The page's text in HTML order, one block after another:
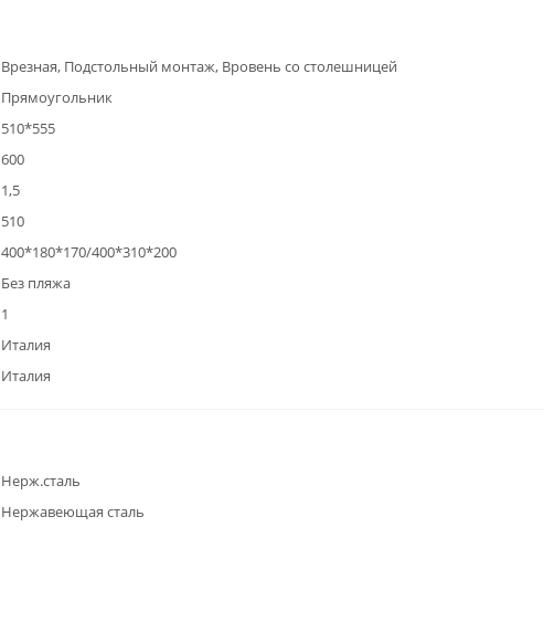
Врезная, Подстольный монтаж, Вровень со столешницей
Прямоугольник
510*555
600
1,5
510
400*180*170/400*310*200
Без пляжа
1
Италия
Италия
Нерж.сталь
Нержавеющая сталь